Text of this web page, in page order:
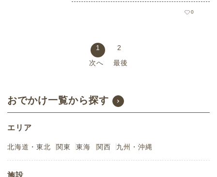
0
1
2
次へ
最後
おでかけ一覧から探す
エリア
北海道・東北 関東 東海 関西 九州・沖縄
施設